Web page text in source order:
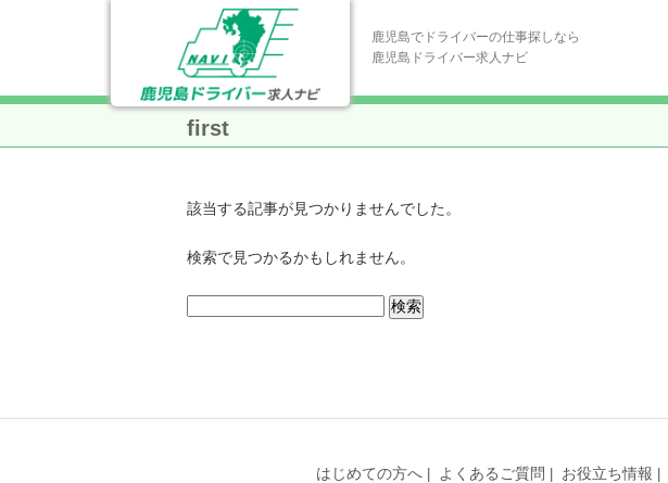
鹿児島でドライバーの仕事探しなら
鹿児島ドライバー求人ナビ
first
該当する記事が見つかりませんでした。
検索で見つかるかもしれません。
はじめての方へ よくあるご質問 お役立ち情報